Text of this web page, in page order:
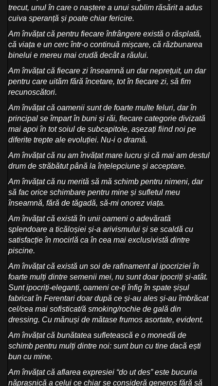
trecut, unul în care o naștere a unui sublim răsărit a adus
cuiva speranță și poate chiar fericire.
Am învățat că pentru fiecare înfrângere există o răsplată,
că viața e un cerc într-o continuă mișcare, că răzbunarea
binelui e mereu mai crudă decât a răului.
Am învățat că fiecare zi înseamnă un dar neprețuit, un dar
pentru care uităm fără încetare, tot în fiecare zi, să fim
recunoscători.
Am învățat că oamenii sunt de foarte multe feluri, dar în
principal se împart în buni și răi, fiecare categorie divizată
mai apoi în tot soiul de subcapitole, așezați fiind noi pe
diferite trepte ale evoluției. Nu-i o dramă.
Am învățat că nu am învățat mare lucru și că mai am destul
drum de străbătut până la înțelepciune și acceptare.
Am învățat că nu merită să mă schimb pentru nimeni, dar
să fac orice schimbare pentru mine și sufletul meu
înseamnă, fără de tăgadă, să-mi onorez viața.
Am învățat că există în unii oameni o adevărată
splendoare a ticăloșiei și-a arivismului și se scaldă cu
satisfacție în mocirlă ca în cea mai exclusivistă dintre
piscine.
Am învățat că există un soi de rafinament al ipocriziei în
foarte mulți dintre semenii mei, nu sunt doar ipocriți și-atât.
Sunt ipocriți-eleganți, oameni ce-ți înfig în spate șișul
fabricat în Ferentari doar după ce și-au ales și-au îmbrăcat
cel/cea mai sofisticat/ă smoking/rochie de gală din
dressing. Cu mănuși de mătase frumos asortate, evident.
Am învățat că bunătatea sufletească e o monedă de
schimb pentru mulți dintre noi: sunt bun cu tine dacă ești
bun cu mine.
Am învățat că aflarea expresiei “do ut des” este bucuria
năprasnică a celui ce chiar se consideră generos fără să